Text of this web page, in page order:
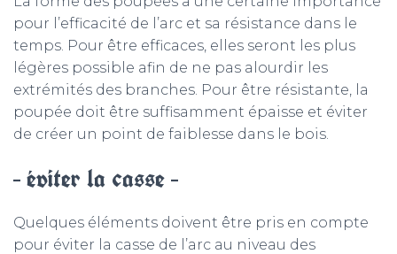
pour l’efficacité de l’arc et sa résistance dans le
temps. Pour être efficaces, elles seront les plus
légères possible afin de ne pas alourdir les
extrémités des branches. Pour être résistante, la
poupée doit être suffisamment épaisse et éviter
de créer un point de faiblesse dans le bois.
– éviter la casse –
Quelques éléments doivent être pris en compte
pour éviter la casse de l’arc au niveau des